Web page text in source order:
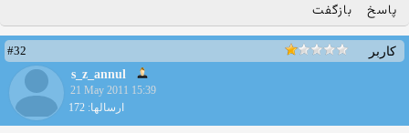
پاسخ بازگفت
کاربر
#32
s_z_annul
21 May 2011 15:39
ارسالها: 172